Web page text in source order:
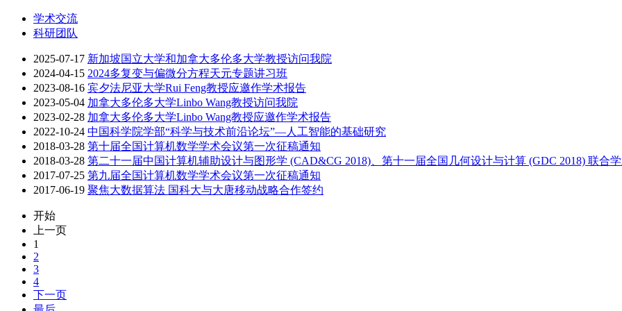
学术交流
科研团队
2025-07-17 新加坡国立大学和加拿大多伦多大学教授访问我院
2024-04-15 2024多复变与偏微分方程天元专题讲习班
2023-08-16 宾夕法尼亚大学Rui Feng教授应邀作学术报告
2023-05-04 加拿大多伦多大学Linbo Wang教授访问我院
2023-02-28 加拿大多伦多大学Linbo Wang教授应邀作学术报告
2022-10-24 中国科学院学部“科学与技术前沿论坛”—人工智能的基础研究
2018-03-28 第十届全国计算机数学学术会议第一次征稿通知
2018-03-28 第二十一届中国计算机辅助设计与图形学 (CAD&CG 2018)、第十一届全国几何设计与计算 (GDC 2018) 联合
2017-07-25 第九届全国计算机数学学术会议第一次征稿通知
2017-06-19 聚焦大数据算法 国科大与大唐移动战略合作签约
开始
上一页
1
2
3
4
下一页